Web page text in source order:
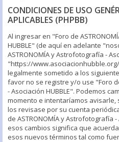
CONDICIONES DE USO
APLICABLES (PHPBB)
Al ingresar en "Foro de
HUBBLE" (de aquí en adelante
ASTRONOMÍA y Astrofotografía -
"https://
legalmente sometido a los
favor no se registre y/o use "Foro
- Asociación HUBBLE". Podemos
momento e intentaríamos
los revisase por su cuenta
de ASTRONOMÍA y Astrofotografía
esos cambios significa que
esos nuevos términos tal como